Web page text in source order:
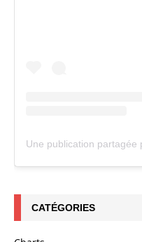
CATÉGORIES